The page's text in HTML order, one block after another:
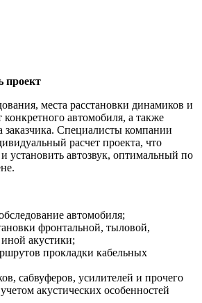
проект
места расстановки динамиков и
конкретного автомобиля, а также
заказчика. Специалисты компании
расчет проекта, что
и установить автозвук, оптимальный по
автомобиля;
фронтальной, тыловой,
акустики;
прокладки кабельных
сабвуферов, усилителей и прочего
акустических особенностей